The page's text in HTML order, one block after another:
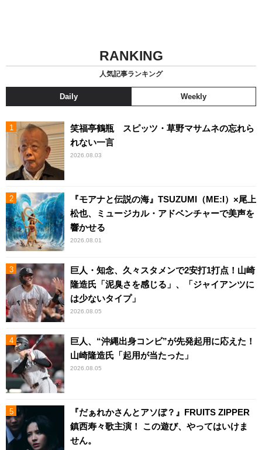
RANKING
人気記事ランキング
Daily Weekly
笑福亭鶴瓶 スピッツ・草野マサムネの忘れら
れない一言
2026.08.03
『モアナと伝説の海』TSUZUMI（ME:I）×尾上
松也、ミュージカル・アドベンチャーで美声を
響かせる
2026.08.01
巨人・知念、久々スタメンで2安打1打点！山崎
隆造氏「泥臭さを感じる」、「ジャイアンツに
は少ないタイプ」
2026.08.05
巨人、“沖縄出身コンビ”が先発起用に応えた！
山崎隆造氏「起用が当たった」
2026.08.05
『だぁれかさんとアソぼ？』FRUITS ZIPPER
鎮西寿々歌主演！ この遊び、やってはいけま
せん。